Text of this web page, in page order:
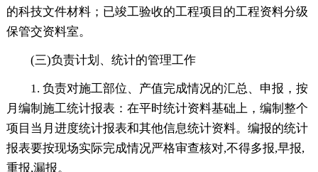
的科技文件材料；已竣工验收的工程项目的工程资料分级
保管交资料室。
(三)负责计划、统计的管理工作
1. 负责对施工部位、产值完成情况的汇总、申报，按
月编制施工统计报表：在平时统计资料基础上，编制整个
项目当月进度统计报表和其他信息统计资料。编报的统计
报表要按现场实际完成情况严格审查核对,不得多报,早报,
重报,漏报。